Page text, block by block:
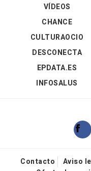
VÍDEOS
CHANCE
CULTURAOCIO
DESCONECTA
EPDATA.ES
INFOSALUS
Contacto Aviso